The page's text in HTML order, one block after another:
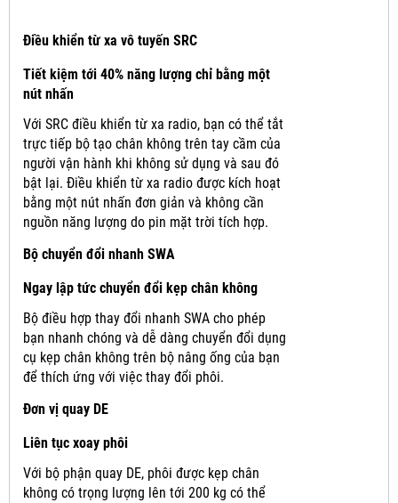
Điều khiển từ xa vô tuyến SRC
Tiết kiệm tới 40% năng lượng chỉ bằng một
nút nhấn
Với SRC điều khiển từ xa radio, bạn có thể tắt
trực tiếp bộ tạo chân không trên tay cầm của
người vận hành khi không sử dụng và sau đó
bật lại. Điều khiển từ xa radio được kích hoạt
bằng một nút nhấn đơn giản và không cần
nguồn năng lượng do pin mặt trời tích hợp.
Bộ chuyển đổi nhanh SWA
Ngay lập tức chuyển đổi kẹp chân không
Bộ điều hợp thay đổi nhanh SWA cho phép
bạn nhanh chóng và dễ dàng chuyển đổi dụng
cụ kẹp chân không trên bộ nâng ống của bạn
để thích ứng với việc thay đổi phôi.
Đơn vị quay DE
Liên tục xoay phôi
Với bộ phận quay DE, phôi được kẹp chân
không có trọng lượng lên tới 200 kg có thể